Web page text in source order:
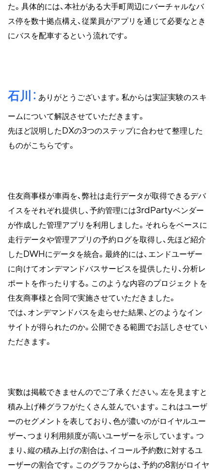
た。具体的には、本社がある大手町周辺にバーチャルなバ
ス停を数十拠点構え、従業員がアプリを通じて必要なとき
にバスを配車するという流れです。
石川 ありがとうございます。私からは実証実験のスキ
ームについて解説させていただきます。
先ほど説明したDXの3つのステップに合わせて整理した
ものがこちらです。
住友商事様が車両を、弊社は走行データが取得できるデバ
イスをそれぞれ提供し、予約管理には3rdPartyベンダー
が作成した管理アプリを利用しました。それらをベースに
走行データや管理アプリの予約ログを取得し、先ほど紹介
したDWHにデータを統合。最終的には、エンドユーザー
に向けてオンデマンドバスサービスを提供したり、分析レ
ポートを作ったりする。このような内容のプロジェクトを
住友商事様と合同で実施させていただきました。
では、オンデマンドバスを走らせた結果、どのようなイン
サイトが得られたのか。公開できる範囲でお話しさせてい
ただきます。
実数は掲載できませんのでご了承ください。左を見ますと
積み上げ棒グラフがたくさん並んでいます。これはユーザ
ーのセグメントを表しており、色が濃いのがロイヤルユー
ザー、つまり利用頻度が高いユーザーを示しています。つ
まり、縦の積み上げの割合は、イコール予約数に対するユ
ーザーの割合です。このグラフからは、予約の8割がロイヤ